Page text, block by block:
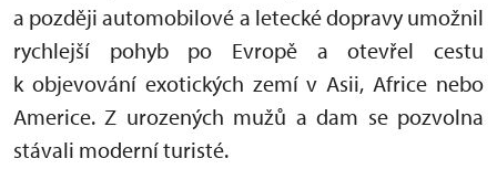
a později automobilové a letecké dopravy umožnil
rychlejší pohyb po Evropě a otevřel cestu
k objevování exotických zemí v Asii, Africe nebo
Americe. Z urozených mužů a dam se pozvolna
stávali moderní turisté.